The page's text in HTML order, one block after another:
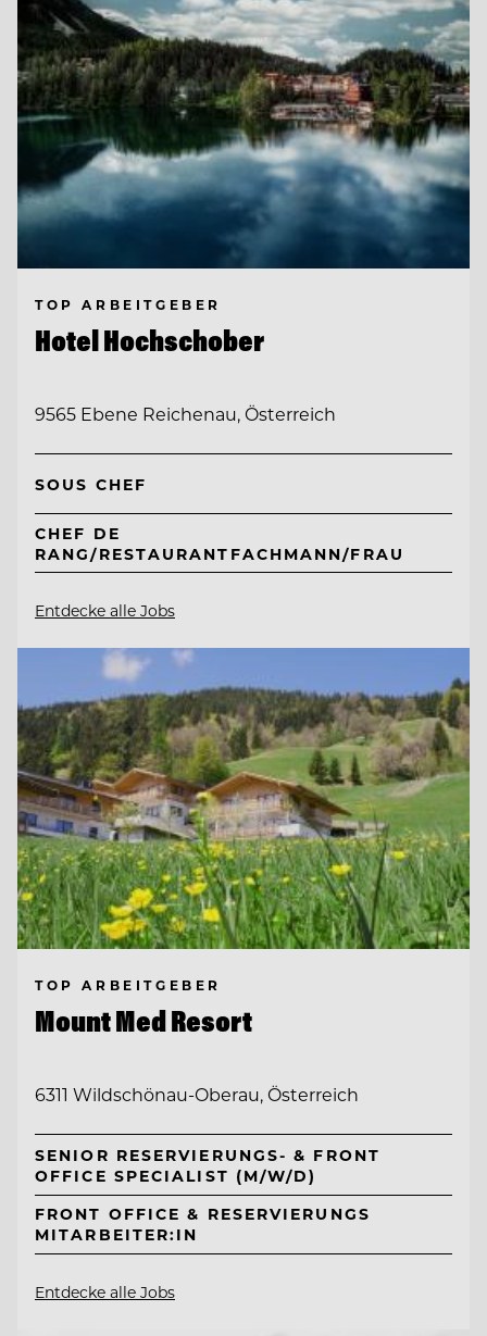
TOP ARBEITGEBER
Hotel Hochschober
9565 Ebene Reichenau, Österreich
SOUS CHEF
CHEF DE
RANG/RESTAURANTFACHMANN/FRAU
Entdecke alle Jobs
TOP ARBEITGEBER
Mount Med Resort
6311 Wildschönau-Oberau, Österreich
SENIOR RESERVIERUNGS- & FRONT
OFFICE SPECIALIST (M/W/D)
FRONT OFFICE & RESERVIERUNGS
MITARBEITER:IN
Entdecke alle Jobs